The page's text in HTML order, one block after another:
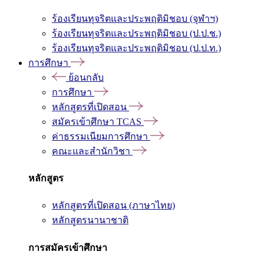
ร้องเรียนทุจริตและประพฤติมิชอบ (จุฬาฯ)
ร้องเรียนทุจริตและประพฤติมิชอบ (ป.ป.ช.)
ร้องเรียนทุจริตและประพฤติมิชอบ (ป.ป.ท.)
การศึกษา
ย้อนกลับ
การศึกษา
หลักสูตรที่เปิดสอน
สมัครเข้าศึกษา TCAS
ค่าธรรมเนียมการศึกษา
คณะและสำนักวิชา
หลักสูตร
หลักสูตรที่เปิดสอน (ภาษาไทย)
หลักสูตรนานาชาติ
การสมัครเข้าศึกษา